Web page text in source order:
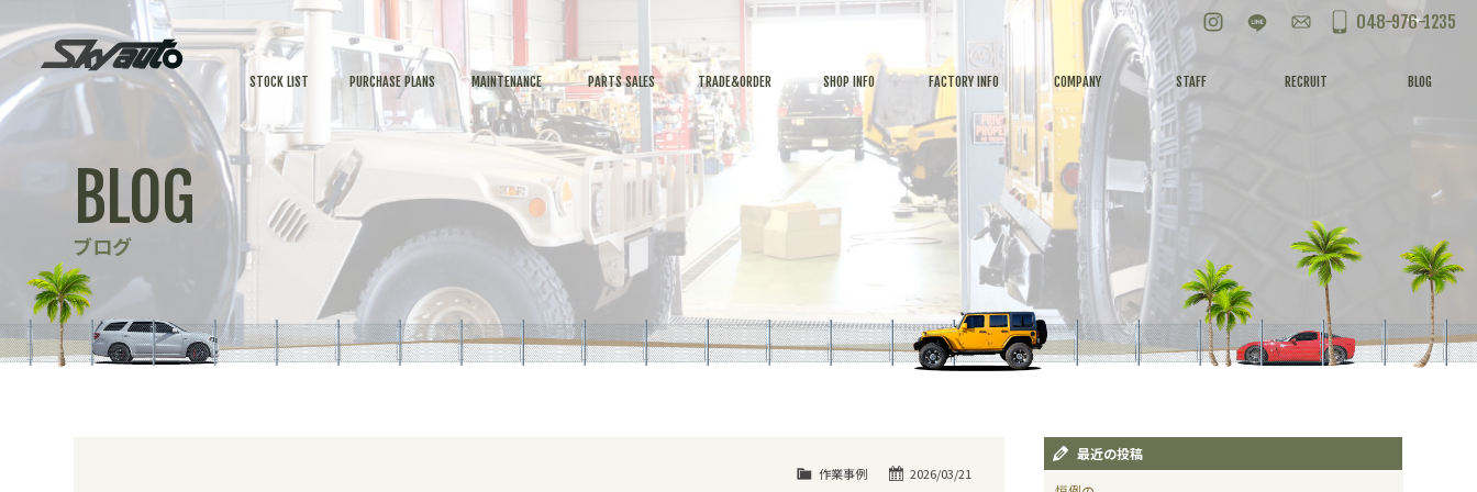
お問い合わせ
048-976-1235
STOCK LIST PURCHASE PLANS MAINTENANCE PARTS SALES TRADE&ORDER SHOP INFO FACTORY INFO COMPANY STAFF RECRUIT BLOG
BLOG
ブログ
2026/03/21
作業事例
最近の投稿